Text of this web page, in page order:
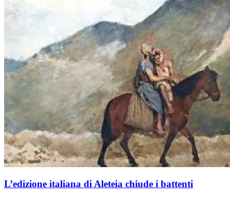
L’edizione italiana di Aleteia chiude i battenti